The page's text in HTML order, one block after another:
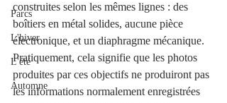
Parcs
L'hiver
L'été
Automne
construites selon les mêmes lignes : des
boîtiers en métal solides, aucune pièce
électronique, et un diaphragme mécanique.
Pratiquement, cela signifie que les photos
produites par ces objectifs ne produiront pas
les informations normalement enregistrées